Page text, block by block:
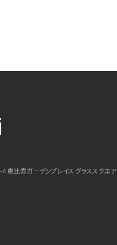
比寿ガーデンプレイス グラススクエ